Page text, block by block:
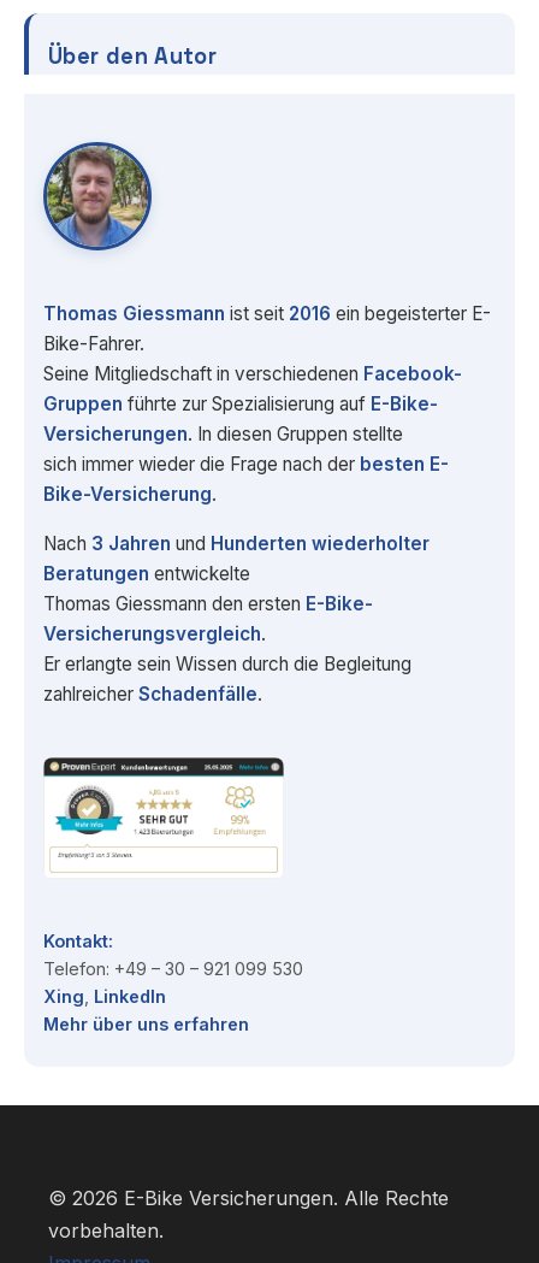
Über den Autor
Thomas Giessmann ist seit 2016 ein begeisterter E-
Bike-Fahrer.
Seine Mitgliedschaft in verschiedenen Facebook-
Gruppen führte zur Spezialisierung auf E-Bike-
Versicherungen. In diesen Gruppen stellte
sich immer wieder die Frage nach der besten E-
Bike-Versicherung.
Nach 3 Jahren und Hunderten wiederholter
Beratungen entwickelte
Thomas Giessmann den ersten E-Bike-
Versicherungsvergleich.
Er erlangte sein Wissen durch die Begleitung
zahlreicher Schadenfälle.
Kontakt:
Telefon: +49 – 30 – 921 099 530
Xing LinkedIn
Mehr über uns erfahren
© 2026 E-Bike Versicherungen. Alle Rechte
vorbehalten.